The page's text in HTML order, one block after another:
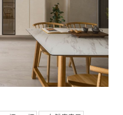
# 大量植物 # 儲藏室